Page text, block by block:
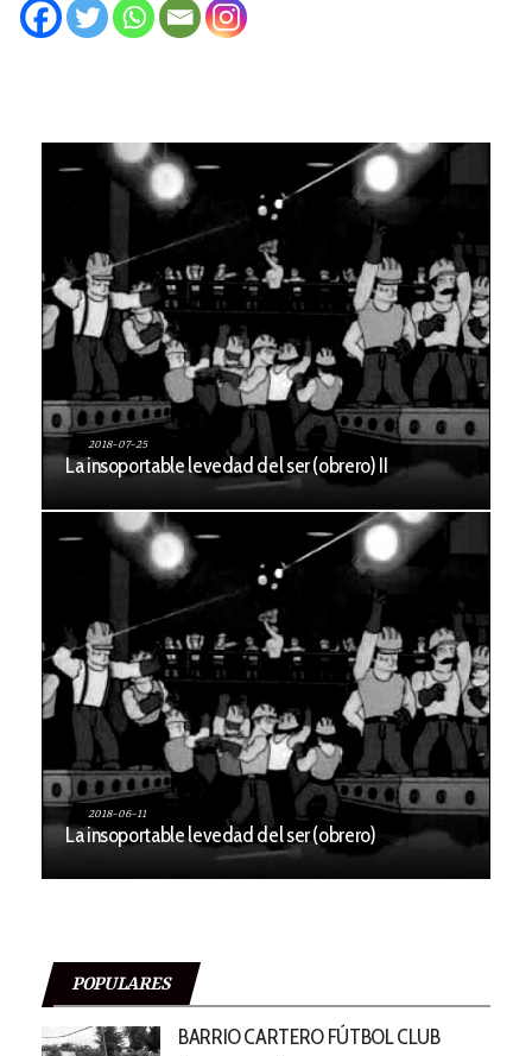
2018-07-25
La insoportable levedad del ser (obrero) II
2018-06-11
La insoportable levedad del ser (obrero)
POPULARES
BARRIO CARTERO FÚTBOL CLUB